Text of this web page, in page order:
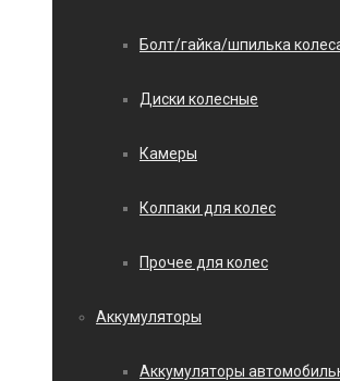
Болт/гайка/шпилька
Диски колесные
Камеры
Колпаки для колес
Прочее для колес
Аккумуляторы
Аккумуляторы